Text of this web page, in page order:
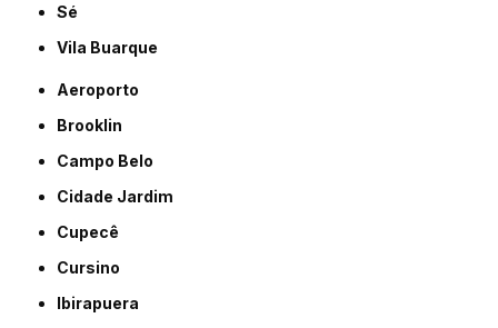
Sé
Vila Buarque
Aeroporto
Brooklin
Campo Belo
Cidade Jardim
Cupecê
Cursino
Ibirapuera